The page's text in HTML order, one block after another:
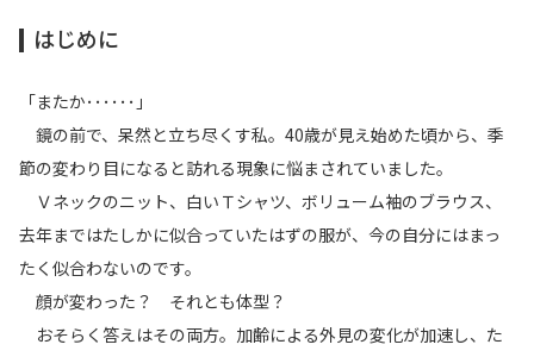
はじめに
「またか･･････」
鏡の前で、呆然と立ち尽くす私。40歳が見え始めた頃から、季
節の変わり目になると訪れる現象に悩まされていました。
Ｖネックのニット、白いＴシャツ、ボリューム袖のブラウス、
去年まではたしかに似合っていたはずの服が、今の自分にはまっ
たく似合わないのです。
顔が変わった？ それとも体型？
おそらく答えはその両方。加齢による外見の変化が加速し、た